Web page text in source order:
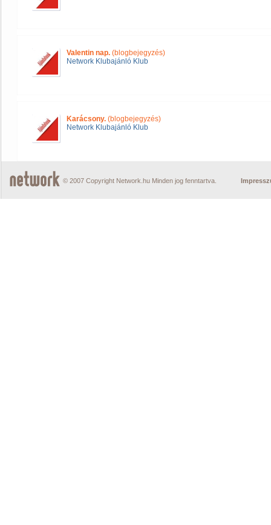
Valentin nap. (blogbejegyzés)
Network Klubajánló Klub
Karácsony. (blogbejegyzés)
Network Klubajánló Klub
© 2007 Copyright Network.hu Minden jog fenntartva.